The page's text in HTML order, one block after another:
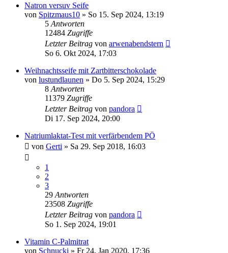
Natron versuv Seife
von Spitzmaus10 » So 15. Sep 2024, 13:19
5 Antworten
12484 Zugriffe
Letzter Beitrag von arwenabendstern
So 6. Okt 2024, 17:03
Weihnachtsseife mit Zartbitterschokolade
von lustundlaunen » Do 5. Sep 2024, 15:29
8 Antworten
11379 Zugriffe
Letzter Beitrag von pandora
Di 17. Sep 2024, 20:00
Natriumlaktat-Test mit verfärbendem PÖ
von Gerti » Sa 29. Sep 2018, 16:03
1
2
3
29 Antworten
23508 Zugriffe
Letzter Beitrag von pandora
So 1. Sep 2024, 19:01
Vitamin C-Palmitrat
von Schnucki » Fr 24. Jan 2020, 17:36